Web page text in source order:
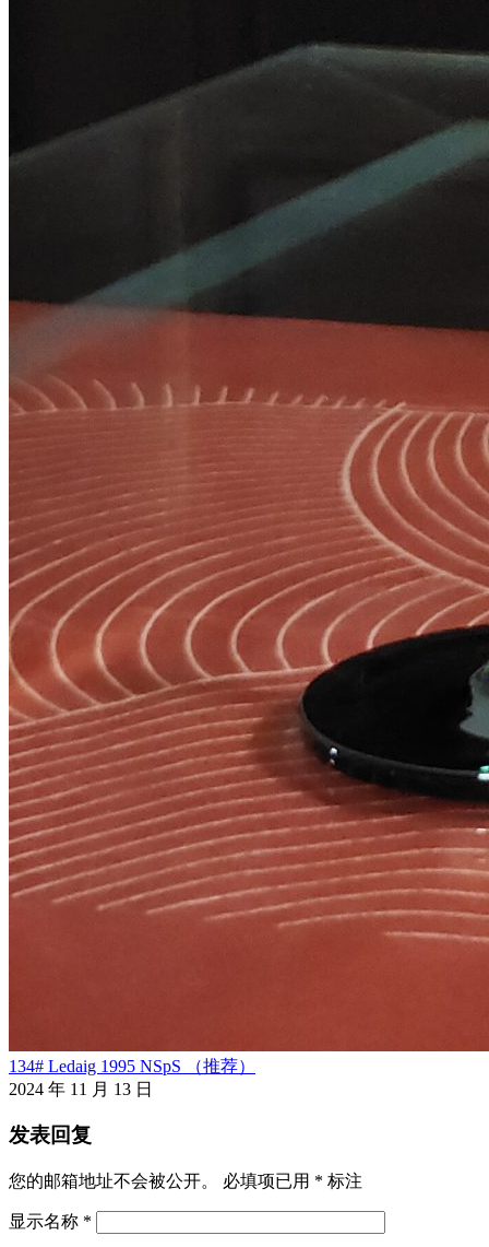
134# Ledaig 1995 NSpS （推荐）
2024 年 11 月 13 日
发表回复
您的邮箱地址不会被公开。 必填项已用 * 标注
显示名称 *